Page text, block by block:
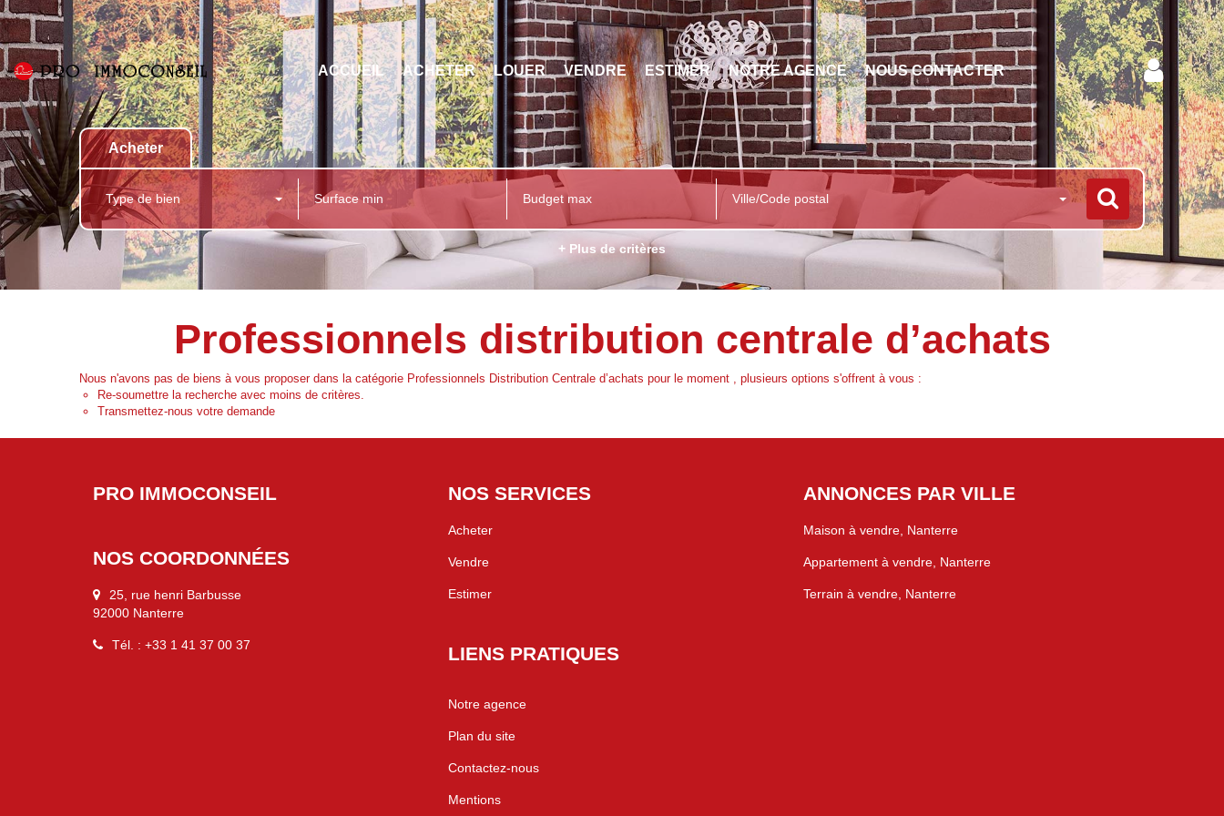
ACCUEIL ACHETER LOUER VENDRE ESTIMER NOTRE AGENCE NOUS CONTACTER
Acheter
Type de bien Ville/Code postal
+ Plus de critères
Professionnels distribution centrale d’achats
Nous n'avons pas de biens à vous proposer dans la catégorie Professionnels Distribution Centrale d’achats pour le moment , plusieurs options s'offrent à vous :
Re-soumettre la recherche avec moins de critères.
Transmettez-nous votre demande
PRO IMMOCONSEIL
NOS COORDONNÉES
25, rue henri Barbusse
92000 Nanterre
Tél. : +33 1 41 37 00 37
NOS SERVICES
Acheter
Vendre
Estimer
LIENS PRATIQUES
Notre agence
Plan du site
Contactez-nous
Mentions
ANNONCES PAR VILLE
Maison à vendre, Nanterre
Appartement à vendre, Nanterre
Terrain à vendre, Nanterre